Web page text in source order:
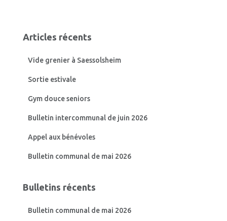
r
Articles récents
Vide grenier à Saessolsheim
Sortie estivale
Gym douce seniors
Bulletin intercommunal de juin 2026
Appel aux bénévoles
Bulletin communal de mai 2026
Bulletins récents
Bulletin communal de mai 2026